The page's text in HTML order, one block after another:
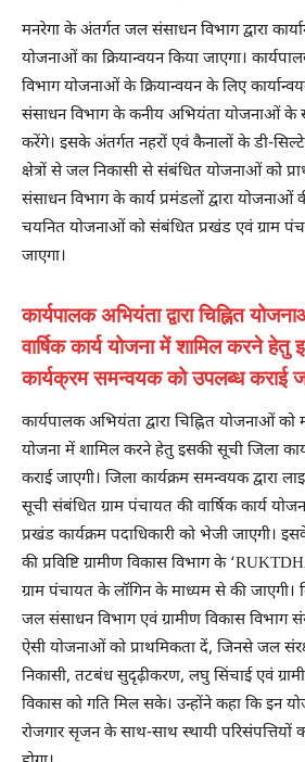
मनरेगा के अंतर्गत जल संसाधन विभाग द्वारा
योजनाओं का क्रियान्वयन किया जाएगा।
विभाग योजनाओं के क्रियान्वयन के लिए
संसाधन विभाग के कनीय अभियंता योजनाओं के
करेंगे। इसके अंतर्गत नहरों एवं कैनालों के डी-
क्षेत्रों से जल निकासी से संबंधित योजनाओं को
संसाधन विभाग के कार्य प्रमंडलों द्वारा
चयनित योजनाओं को संबंधित प्रखंड एवं ग्राम
जाएगा।
कार्यपालक अभियंता द्वारा चिह्नित
वार्षिक कार्य योजना में शामिल करने हेतु
कार्यक्रम समन्वयक को उपलब्ध कराई
कार्यपालक अभियंता द्वारा चिह्नित योजनाओं को
योजना में शामिल करने हेतु इसकी सूची जिला
कराई जाएगी। जिला कार्यक्रम समन्वयक द्वारा
सूची संबंधित ग्राम पंचायत की वार्षिक कार्य
प्रखंड कार्यक्रम पदाधिकारी को भेजी जाएगी।
की प्रविष्टि ग्रामीण विकास विभाग के
ग्राम पंचायत के लॉगिन के माध्यम से की
जल संसाधन विभाग एवं ग्रामीण विकास
ऐसी योजनाओं को प्राथमिकता दें, जिनसे जल
निकासी, तटबंध सुदृढ़ीकरण, लघु सिंचाई एवं
विकास को गति मिल सके। उन्होंने कहा कि इन
रोजगार सृजन के साथ-साथ स्थायी परिसंपत्तियों